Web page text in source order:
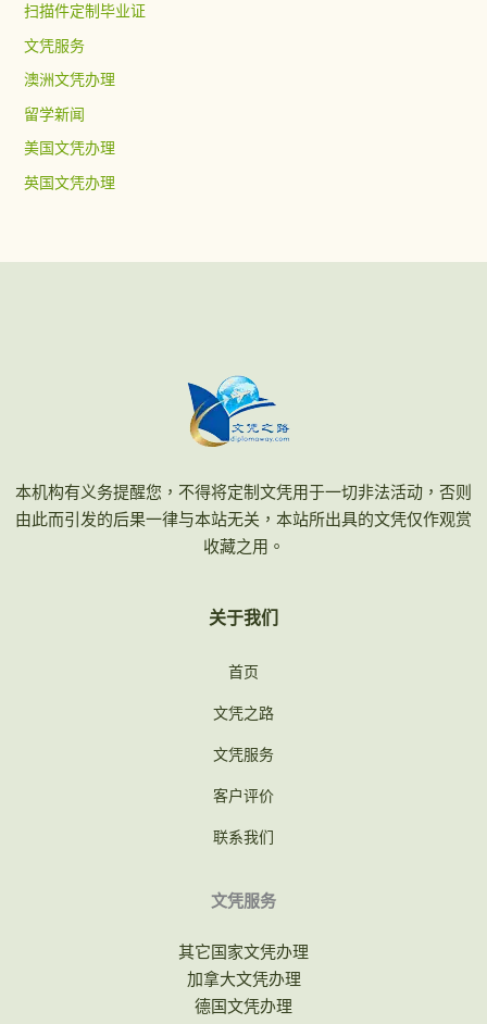
扫描件定制毕业证
文凭服务
澳洲文凭办理
留学新闻
美国文凭办理
英国文凭办理
本机构有义务提醒您，不得将定制文凭用于一切非法活动，否则
由此而引发的后果一律与本站无关，本站所出具的文凭仅作观赏
收藏之用。
关于我们
首页
文凭之路
文凭服务
客户评价
联系我们
文凭服务
其它国家文凭办理
加拿大文凭办理
德国文凭办理